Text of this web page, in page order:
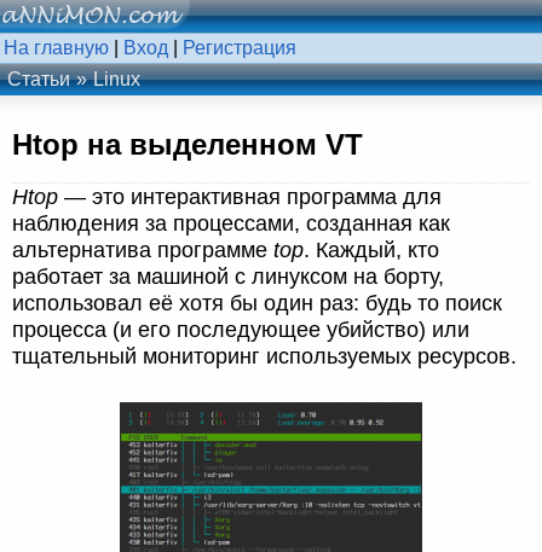
На главную Вход
Регистрация
Статьи
Linux
Htop на выделенном VT
Htop — это интерактивная программа для
наблюдения за процессами, созданная как
альтернатива программе top. Каждый, кто
работает за машиной с линуксом на борту,
использовал её хотя бы один раз: будь то поиск
процесса (и его последующее убийство) или
тщательный мониторинг используемых ресурсов.